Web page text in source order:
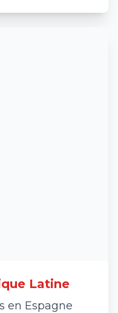
Latine
en Espagne